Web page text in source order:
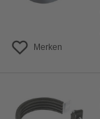
Merken